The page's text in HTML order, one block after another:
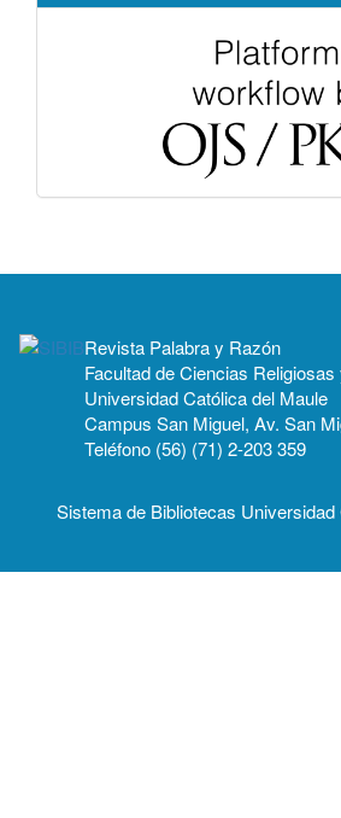
Revista Palabra y Razón
Facultad de Ciencias
Universidad Católica del Maule
Campus San Miguel, Av. San
Teléfono (56) (71) 2-203 359
Sistema de Bibliotecas